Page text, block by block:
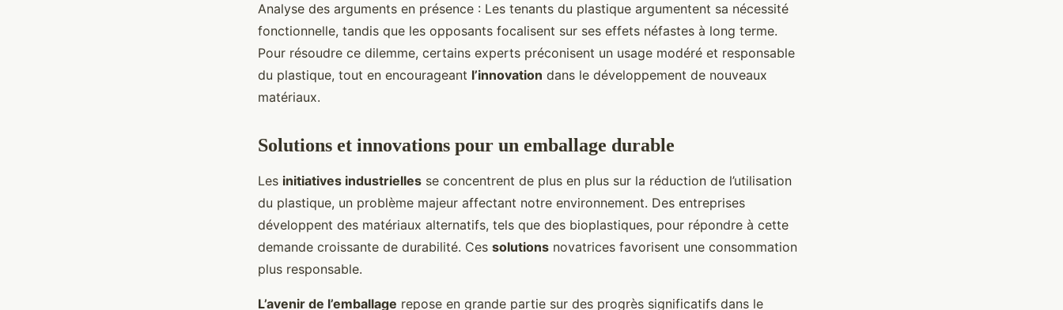
Analyse des arguments en présence : Les tenants du plastique argumentent sa nécessité
fonctionnelle, tandis que les opposants focalisent sur ses effets néfastes à long terme.
Pour résoudre ce dilemme, certains experts préconisent un usage modéré et responsable
du plastique, tout en encourageant l’innovation dans le développement de nouveaux
matériaux.
Solutions et innovations pour un emballage durable
Les initiatives industrielles se concentrent de plus en plus sur la réduction de l’utilisation
du plastique, un problème majeur affectant notre environnement. Des entreprises
développent des matériaux alternatifs, tels que des bioplastiques, pour répondre à cette
demande croissante de durabilité. Ces solutions novatrices favorisent une consommation
plus responsable.
L’avenir de l’emballage repose en grande partie sur des progrès significatifs dans le